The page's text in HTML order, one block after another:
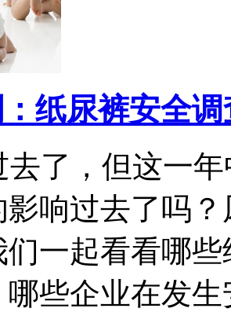
纸尿裤安全调
去了，但这一
响过去了吗
们一起看看哪
哪些企业在发